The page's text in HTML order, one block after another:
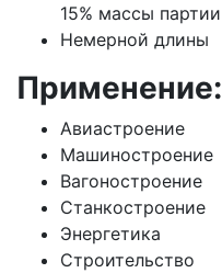
15% массы партии
Немерной длины
Применение:
Авиастроение
Машиностроение
Вагоностроение
Станкостроение
Энергетика
Строительство